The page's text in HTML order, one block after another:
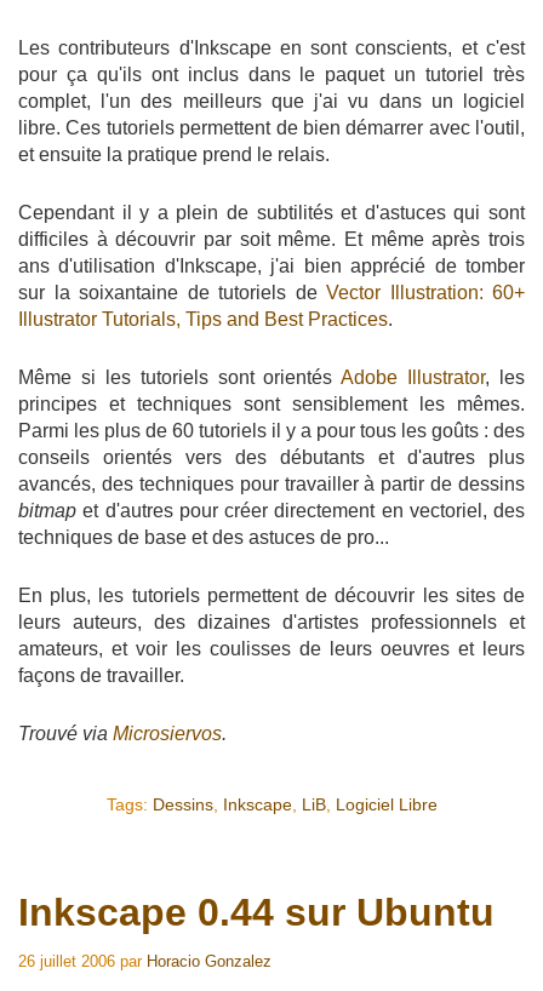
Les contributeurs d'Inkscape en sont conscients, et c'est
pour ça qu'ils ont inclus dans le paquet un tutoriel très
complet, l'un des meilleurs que j'ai vu dans un logiciel
libre. Ces tutoriels permettent de bien démarrer avec l'outil,
et ensuite la pratique prend le relais.
Cependant il y a plein de subtilités et d'astuces qui sont
difficiles à découvrir par soit même. Et même après trois
ans d'utilisation d'Inkscape, j'ai bien apprécié de tomber
sur la soixantaine de tutoriels de Vector Illustration: 60+
Illustrator Tutorials, Tips and Best Practices.
Même si les tutoriels sont orientésAdobe Illustrator, les
principes et techniques sont sensiblement les mêmes.
Parmi les plus de 60 tutoriels il y a pour tous les goûts : des
conseils orientés vers des débutants et d'autres plus
avancés, des techniques pour travailler à partir de dessins
bitmap et d'autres pour créer directement en vectoriel, des
techniques de base et des astuces de pro...
En plus, les tutoriels permettent de découvrir les sites de
leurs auteurs, des dizaines d'artistes professionnels et
amateurs, et voir les coulisses de leurs oeuvres et leurs
façons de travailler.
Trouvé via Microsiervos.
Tags: Dessins, Inkscape, LiB, Logiciel Libre
Inkscape 0.44 sur Ubuntu
26 juillet 2006 par Horacio Gonzalez